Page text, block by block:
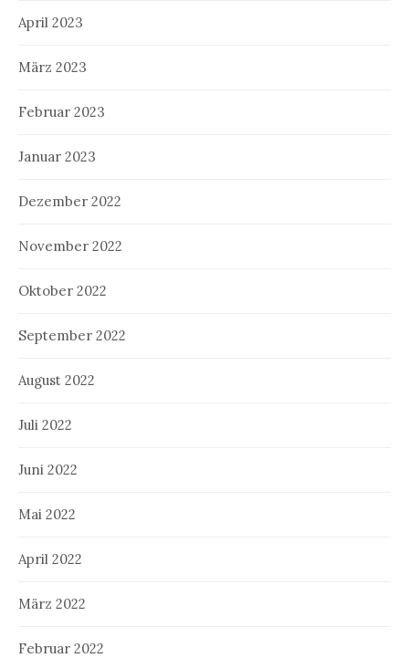
April 2023
März 2023
Februar 2023
Januar 2023
Dezember 2022
November 2022
Oktober 2022
September 2022
August 2022
Juli 2022
Juni 2022
Mai 2022
April 2022
März 2022
Februar 2022